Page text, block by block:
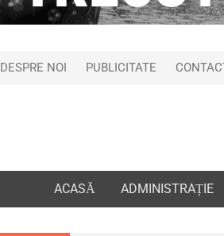
DESPRE NOI PUBLICITATE
ACASĂ ADMINISTRAȚIE